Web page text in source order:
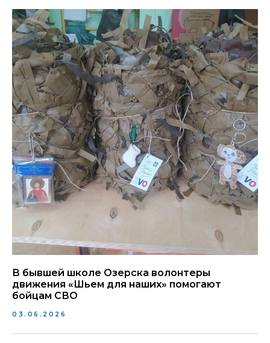
В бывшей школе Озерска волонтеры
движения «Шьем для наших» помогают
бойцам СВО
03.06.2026